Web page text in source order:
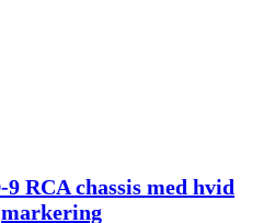
RCA chassis med hvid
markering